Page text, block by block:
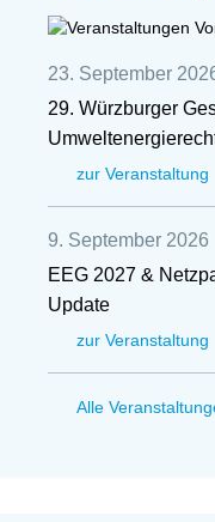
23. September
29. Würzburger
zur Veranstaltung
9. September 2026
EEG 2027 &
Update
zur Veranstaltung
Alle